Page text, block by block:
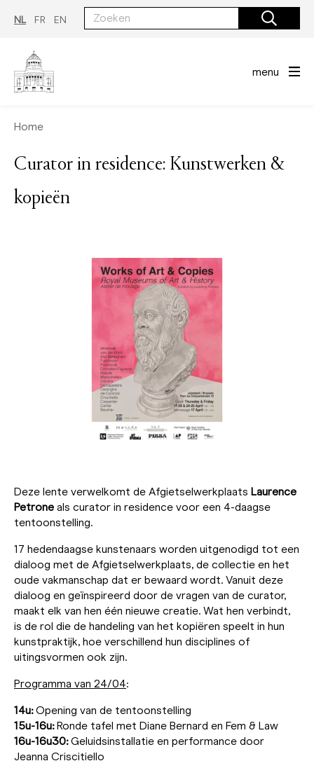
inhoud
gaan
NL FR EN
menu
Home
Curator in residence: Kunstwerken &
kopieën
Deze lente verwelkomt de Afgietselwerkplaats Laurence
Petrone als curator in residence voor een 4-daagse
tentoonstelling.
17 hedendaagse kunstenaars worden uitgenodigd tot een
dialoog met de Afgietselwerkplaats, de collectie en het
oude vakmanschap dat er bewaard wordt. Vanuit deze
dialoog en geïnspireerd door de vragen van de curator,
maakt elk van hen één nieuwe creatie. Wat hen verbindt,
is de rol die de handeling van het kopiëren speelt in hun
kunstpraktijk, hoe verschillend hun disciplines of
uitingsvormen ook zijn.
Programma van 24/04:
14u:Opening van de tentoonstelling
15u-16u:Ronde tafel met Diane Bernard en Fem & Law
16u-16u30:Geluidsinstallatie en performance door
Jeanna Criscitiello